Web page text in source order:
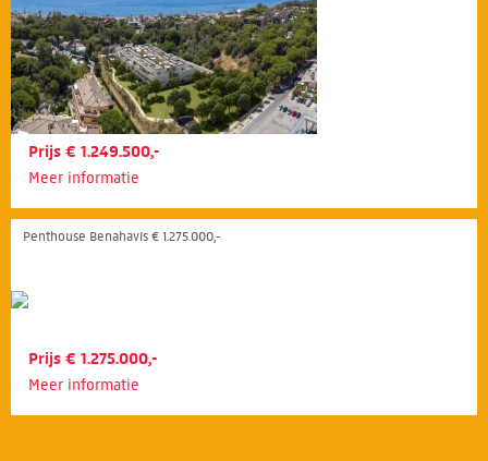
Prijs € 1.249.500,-
Meer informatie
Penthouse Benahavís € 1.275.000,-
Prijs € 1.275.000,-
Meer informatie